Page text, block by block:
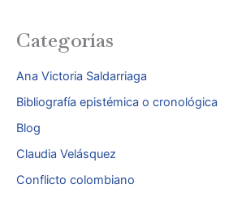
Categorías
Ana Victoria Saldarriaga
Bibliografía epistémica o cronológica
Blog
Claudia Velásquez
Conflicto colombiano